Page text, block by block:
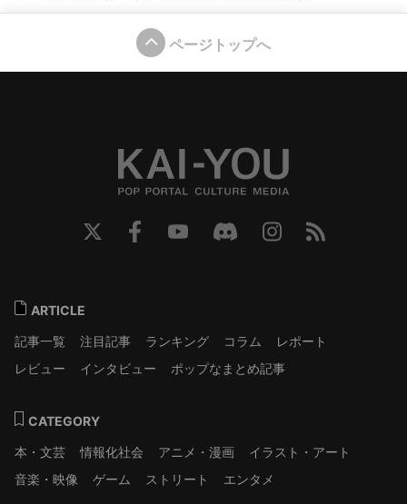
ページトップへ
ARTICLE
記事一覧
注目記事 ランキング コラム
レポート
レビュー
インタビュー ポップなまとめ記事
CATEGORY
本・文芸
情報化社会 アニメ・漫画
イラスト・アート
音楽・映像
ゲーム ストリート エンタメ